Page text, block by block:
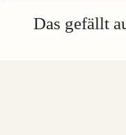
Das gefällt